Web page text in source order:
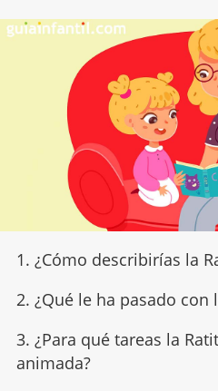
1. ¿Cómo describirías la
2. ¿Qué le ha pasado con
3. ¿Para qué tareas la
animada?